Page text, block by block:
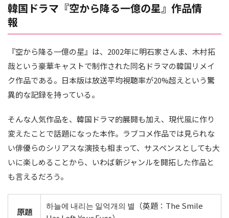
韓国ドラマ『空から降る一億の星』作品情
報
『空から降る一億の星』は、2002年に明石家さんま、木村拓
哉という豪華キャストで制作された同名ドラマの韓国リメイ
ク作品である。日本版は放送平均視聴率が20%超えという驚
異的な記録を持っている。
そんな人気作品を、韓国ドラマ的展開も加え、現代風に作り
変えたことで話題になった本作。ラブコメ作品では見られな
い俳優らのシリアスな演技も相まって、サスペンスとしても大
いに楽しめることから、いわば新ジャンルを開拓した作品と
も言えるだろう。
原題
하늘에 내리는 일억개의 별（英題：The Smile